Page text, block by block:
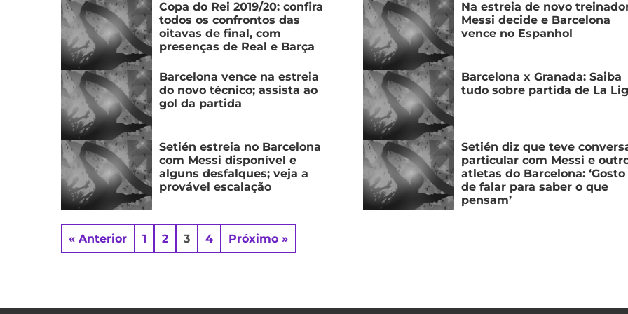
Copa do Rei 2019/20: confira
todos os confrontos das
oitavas de final, com
presenças de Real e Barça
Na estreia de novo
Messi decide e Barcelona
vence no Espanhol
Barcelona vence na estreia
do novo técnico; assista ao
gol da partida
Barcelona x Granada: Saiba
tudo sobre partida de La
Setién estreia no Barcelona
com Messi disponível e
alguns desfalques; veja a
provável escalação
Setién diz que teve
particular com Messi e
atletas do Barcelona: ‘Gosto
de falar para saber o que
pensam’
« Anterior 1 2 3 4 Próximo »